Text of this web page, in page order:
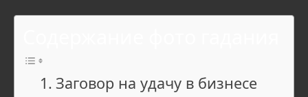
Заговор на удачу в бизнесе